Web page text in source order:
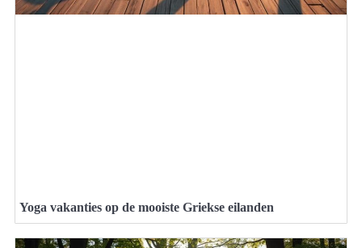
Yoga vakanties op de mooiste Griekse eilanden